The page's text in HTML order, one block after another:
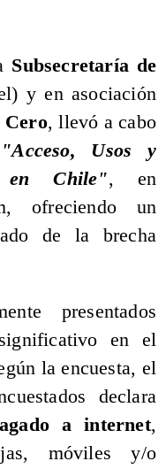
Subsecretaría de
y en asociación
Cero, llevó a cabo
"Acceso, Usos y
en Chile", en
ofreciendo un
de la brecha
presentados
en el
la encuesta, el
declara
a internet,
móviles y/o